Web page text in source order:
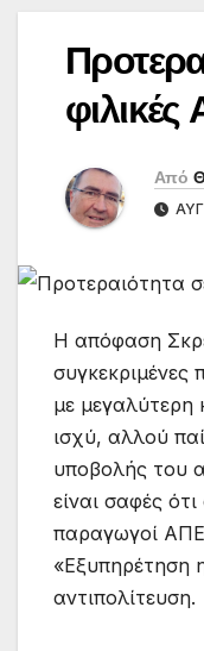
Από
Η απόφαση
συγκεκριμένες
με μεγαλύτερη
ισχύ, αλλού
υποβολής του
είναι σαφές
παραγωγοί ΑΠΕ
«Εξυπηρέτηση
αντιπολίτευση.